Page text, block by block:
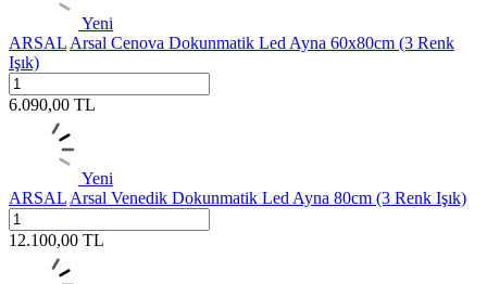
Yeni
ARSAL Arsal Cenova Dokunmatik Led Ayna 60x80cm (3 Renk
Işık)
6.090,00 TL
Yeni
ARSAL Arsal Venedik Dokunmatik Led Ayna 80cm (3 Renk Işık)
12.100,00 TL